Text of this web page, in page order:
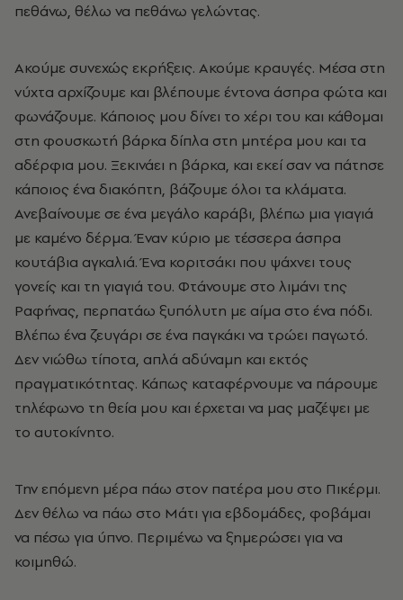
πεθάνω, θέλω να πεθάνω γελώντας.
Ακούμε συνεχώς εκρήξεις. Ακούμε κραυγές. Μέσα στη
νύχτα αρχίζουμε και βλέπουμε έντονα άσπρα φώτα και
φωνάζουμε. Κάποιος μου δίνει το χέρι του και κάθομαι
στη φουσκωτή βάρκα δίπλα στη μητέρα μου και τα
αδέρφια μου. Ξεκινάει η βάρκα, και εκεί σαν να πάτησε
κάποιος ένα διακόπτη, βάζουμε όλοι τα κλάματα.
Ανεβαίνουμε σε ένα μεγάλο καράβι, βλέπω μια γιαγιά
με καμένο δέρμα. Έναν κύριο με τέσσερα άσπρα
κουτάβια αγκαλιά. Ένα κοριτσάκι που ψάχνει τους
γονείς και τη γιαγιά του. Φτάνουμε στο λιμάνι της
Ραφήνας, περπατάω ξυπόλυτη με αίμα στο ένα πόδι.
Βλέπω ένα ζευγάρι σε ένα παγκάκι να τρώει παγωτό.
Δεν νιώθω τίποτα, απλά αδύναμη και εκτός
πραγματικότητας. Κάπως καταφέρνουμε να πάρουμε
τηλέφωνο τη θεία μου και έρχεται να μας μαζέψει με
το αυτοκίνητο.
Την επόμενη μέρα πάω στον πατέρα μου στο Πικέρμι.
Δεν θέλω να πάω στο Μάτι για εβδομάδες, φοβάμαι
να πέσω για ύπνο. Περιμένω να ξημερώσει για να
κοιμηθώ.